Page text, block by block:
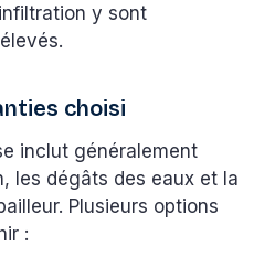
y sont
choisi
inclut généralement
les dégâts des eaux et la
Plusieurs options
: